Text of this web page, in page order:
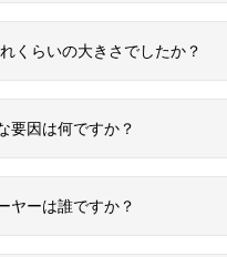
くらいの大きさでしたか？
要因は何ですか？
ヤーは誰ですか？